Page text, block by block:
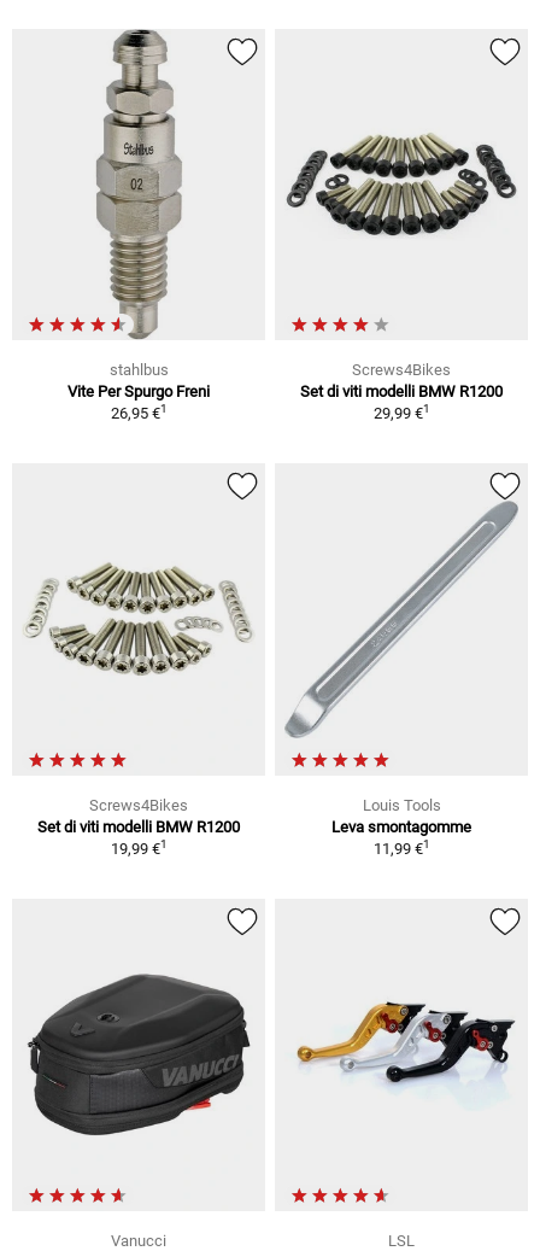
stahlbus
Vite Per Spurgo Freni
26,95 €1
Screws4Bikes
Set di viti modelli BMW R1200
29,99 €1
Screws4Bikes
Set di viti modelli BMW R1200
19,99 €1
Louis Tools
Leva smontagomme
11,99 €1
Vanucci
LSL